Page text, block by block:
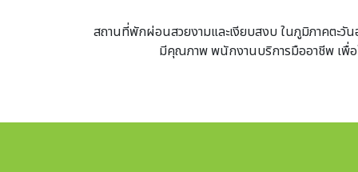
สถานที่พักผ่อนสวยงามและเงียบสงบ ในภูมิภาคตะวั
มีคุณภาพ พนักงานบริการมืออาชีพ เพื่